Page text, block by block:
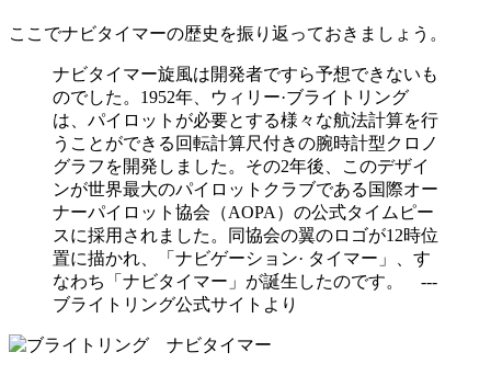
ここでナビタイマーの歴史を振り返っておきましょう。
ナビタイマー旋風は開発者ですら予想できないも
のでした。1952年、ウィリー·ブライトリング
は、パイロットが必要とする様々な航法計算を行
うことができる回転計算尺付きの腕時計型クロノ
グラフを開発しました。その2年後、このデザイ
ンが世界最大のパイロットクラブである国際オー
ナーパイロット協会（AOPA）の公式タイムピー
スに採用されました。同協会の翼のロゴが12時位
置に描かれ、「ナビゲーション· タイマー」、す
なわち「ナビタイマー」が誕生したのです。 ---
ブライトリング公式サイトより